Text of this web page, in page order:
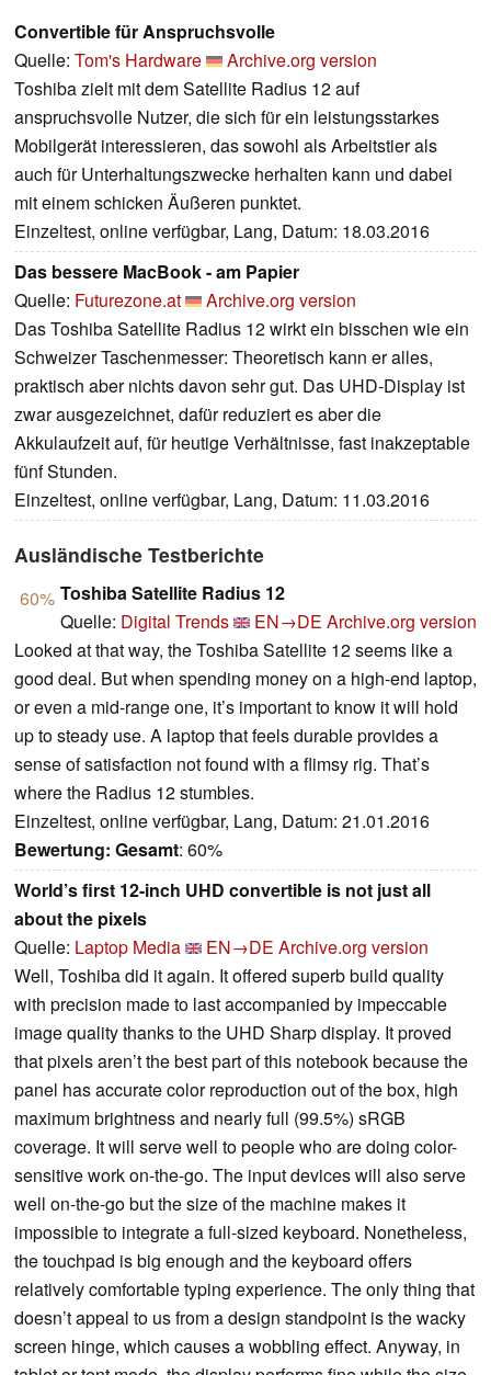
Convertible für Anspruchsvolle
Quelle: Tom's Hardware
Archive.org version
Toshiba zielt mit dem Satellite Radius 12 auf
anspruchsvolle Nutzer, die sich für ein leistungsstarkes
Mobilgerät interessieren, das sowohl als Arbeitstier als
auch für Unterhaltungszwecke herhalten kann und dabei
mit einem schicken Äußeren punktet.
Einzeltest, online verfügbar, Lang, Datum: 18.03.2016
Das bessere MacBook - am Papier
Quelle: Futurezone.at
Archive.org version
Das Toshiba Satellite Radius 12 wirkt ein bisschen wie ein
Schweizer Taschenmesser: Theoretisch kann er alles,
praktisch aber nichts davon sehr gut. Das UHD-Display ist
zwar ausgezeichnet, dafür reduziert es aber die
Akkulaufzeit auf, für heutige Verhältnisse, fast inakzeptable
fünf Stunden.
Einzeltest, online verfügbar, Lang, Datum: 11.03.2016
Ausländische Testberichte
60% Toshiba Satellite Radius 12
Quelle: Digital Trends EN→DE Archive.org version
Looked at that way, the Toshiba Satellite 12 seems like a
good deal. But when spending money on a high-end laptop,
or even a mid-range one, it’s important to know it will hold
up to steady use. A laptop that feels durable provides a
sense of satisfaction not found with a flimsy rig. That’s
where the Radius 12 stumbles.
Einzeltest, online verfügbar, Lang, Datum: 21.01.2016
Bewertung: Gesamt: 60%
World’s first 12-inch UHD convertible is not just all
about the pixels
Quelle: Laptop Media EN→DE Archive.org version
Well, Toshiba did it again. It offered superb build quality
with precision made to last accompanied by impeccable
image quality thanks to the UHD Sharp display. It proved
that pixels aren’t the best part of this notebook because the
panel has accurate color reproduction out of the box, high
maximum brightness and nearly full (99.5%) sRGB
coverage. It will serve well to people who are doing color-
sensitive work on-the-go. The input devices will also serve
well on-the-go but the size of the machine makes it
impossible to integrate a full-sized keyboard. Nonetheless,
the touchpad is big enough and the keyboard offers
relatively comfortable typing experience. The only thing that
doesn’t appeal to us from a design standpoint is the wacky
screen hinge, which causes a wobbling effect. Anyway, in